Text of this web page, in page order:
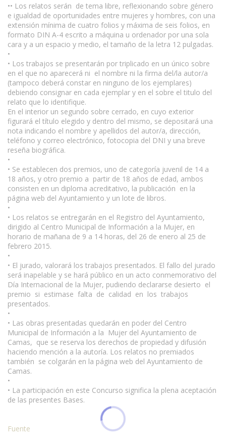
•• Los relatos serán de tema libre, reflexionando sobre género
e igualdad de oportunidades entre mujeres y hombres, con una
extensión mínima de cuatro folios y máxima de seis folios, en
formato DIN A-4 escrito a máquina u ordenador por una sola
cara y a un espacio y medio, el tamaño de la letra 12 pulgadas.
•
• Los trabajos se presentarán por triplicado en un único sobre
en el que no aparecerá ni el nombre ni la firma del/la autor/a
(tampoco deberá constar en ninguno de los ejemplares)
debiendo consignar en cada ejemplar y en el sobre el titulo del
relato que lo identifique.
En el interior un segundo sobre cerrado, en cuyo exterior
figurará el título elegido y dentro del mismo, se depositará una
nota indicando el nombre y apellidos del autor/a, dirección,
teléfono y correo electrónico, fotocopia del DNI y una breve
reseña biográfica.
•
• Se establecen dos premios, uno de categoría juvenil de 14 a
18 años, y otro premio a partir de 18 años de edad, ambos
consisten en un diploma acreditativo, la publicación en la
página web del Ayuntamiento y un lote de libros.
•
• Los relatos se entregarán en el Registro del Ayuntamiento,
dirigido al Centro Municipal de Información a la Mujer, en
horario de mañana de 9 a 14 horas, del 26 de enero al 25 de
febrero 2015.
•
• El jurado, valorará los trabajos presentados. El fallo del jurado
será inapelable y se hará público en un acto conmemorativo del
Día Internacional de la Mujer, pudiendo declararse desierto el
premio si estimase falta de calidad en los trabajos
presentados.
•
• Las obras presentadas quedarán en poder del Centro
Municipal de Información a la Mujer del Ayuntamiento de
Camas, que se reserva los derechos de propiedad y difusión
haciendo mención a la autoría. Los relatos no premiados
también se colgarán en la página web del Ayuntamiento de
Camas.
•
• La participación en este Concurso significa la plena aceptación
de las presentes Bases.
Fuente